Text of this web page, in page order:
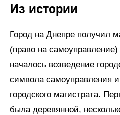
Из истории
Город на Днепре получил
(право на
началось возведение
символа самоуправления
городского магистрата.
была деревянной,